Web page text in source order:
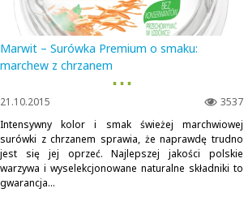
Marwit – Surówka Premium o smaku:
marchew z chrzanem
▪ ▪ ▪
3537
21.10.2015
Intensywny kolor i smak świeżej marchwiowej
surówki z chrzanem sprawia, że naprawdę trudno
jest się jej oprzeć. Najlepszej jakości polskie
warzywa i wyselekcjonowane naturalne składniki to
gwarancja...